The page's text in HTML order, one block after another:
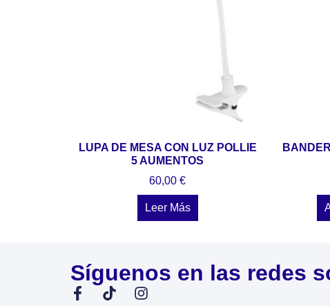
LUPA DE MESA CON LUZ POLLIE
5 AUMENTOS
60,00€
Leer Más
Síguenos en las redes